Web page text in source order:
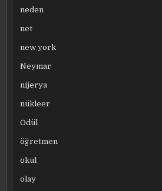
neden
net
new york
Neymar
nijerya
nükleer
Ödül
öğretmen
okul
olay